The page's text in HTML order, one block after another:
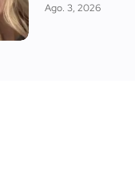
Ago. 3, 2026